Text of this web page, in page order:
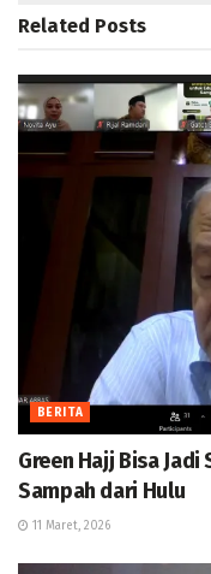
Related Posts
BERITA
Green Hajj Bisa
Sampah dari Hulu
11 Maret, 2026